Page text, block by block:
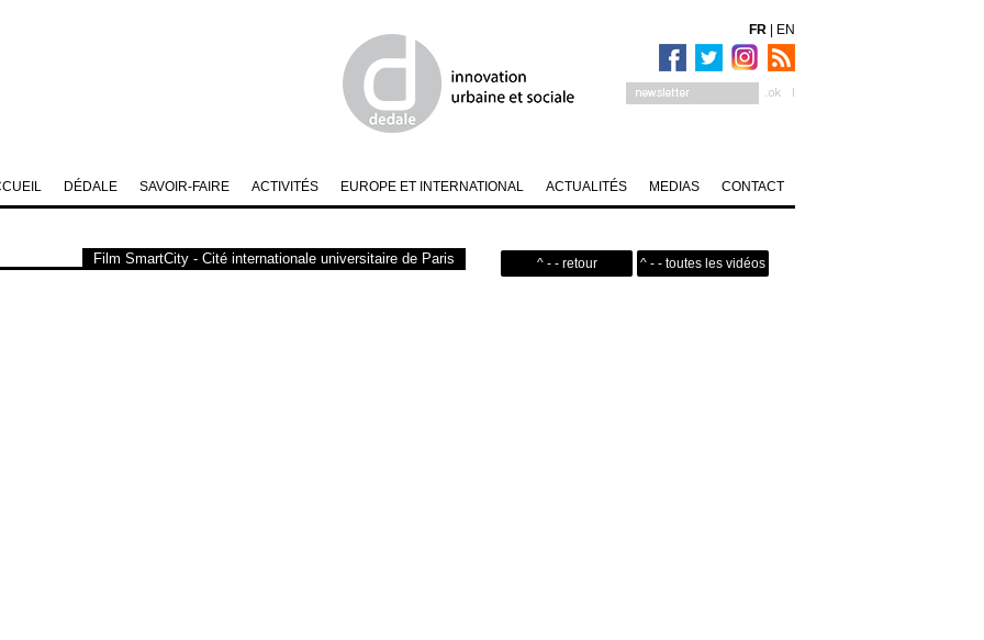
Film SmartCity - Cité internationale universitaire de Paris ^ - - retour ^ - - toutes les vidéos
CONTACT
MEDIAS
ACTUALITÉS
EUROPE ET INTERNATIONAL
ACTIVITÉS
SAVOIR-FAIRE
DÉDALE
FR EN